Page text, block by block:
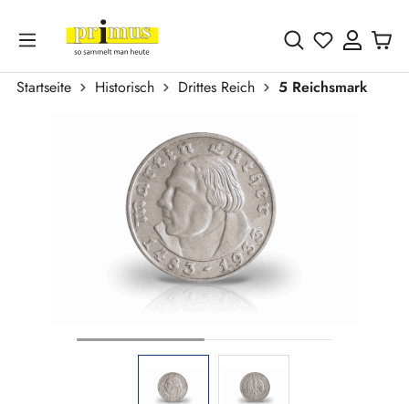
Zum Hauptinhalt springen
Du hast 0
Startseite Historisch Drittes Reich
5 Reichsmark